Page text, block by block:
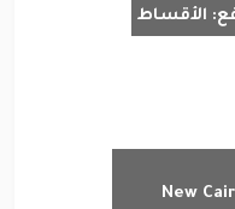
الأقساط